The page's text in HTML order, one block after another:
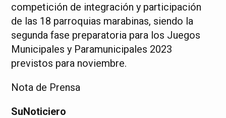
competición de integración y participación
de las 18 parroquias marabinas, siendo la
segunda fase preparatoria para los Juegos
Municipales y Paramunicipales 2023
previstos para noviembre.
Nota de Prensa
SuNoticiero